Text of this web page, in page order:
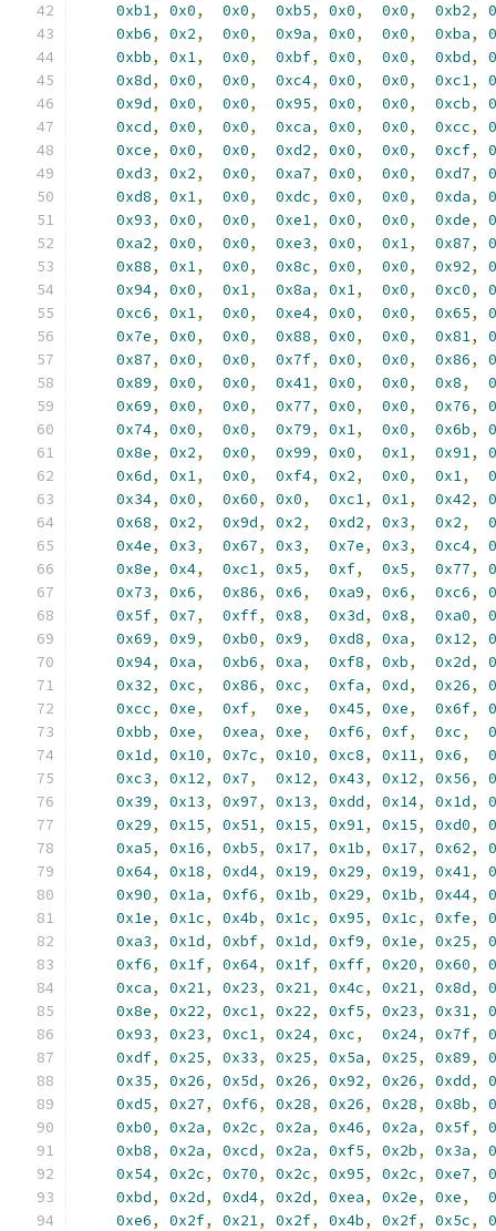
0xb1, 0x0, 0x0, 0xb5, 0x0, 0x0, 0xb2,
0xb6, 0x2, 0x0, 0x9a, 0x0, 0x0, 0xba,
0xbb, 0x1, 0x0, 0xbf, 0x0, 0x0, 0xbd,
0x8d, 0x0, 0x0, 0xc4, 0x0, 0x0, 0xc1,
0x9d, 0x0, 0x0, 0x95, 0x0, 0x0, 0xcb,
0xcd, 0x0, 0x0, 0xca, 0x0, 0x0, 0xcc,
0xce, 0x0, 0x0, 0xd2, 0x0, 0x0, 0xcf,
0xd3, 0x2, 0x0, 0xa7, 0x0, 0x0, 0xd7,
0xd8, 0x1, 0x0, 0xdc, 0x0, 0x0, 0xda,
0x93, 0x0, 0x0, 0xe1, 0x0, 0x0, 0xde,
0xa2, 0x0, 0x0, 0xe3, 0x0, 0x1, 0x87,
0x88, 0x1, 0x0, 0x8c, 0x0, 0x0, 0x92,
0x94, 0x0, 0x1, 0x8a, 0x1, 0x0, 0xc0,
0xc6, 0x1, 0x0, 0xe4, 0x0, 0x0, 0x65,
0x7e, 0x0, 0x0, 0x88, 0x0, 0x0, 0x81,
0x87, 0x0, 0x0, 0x7f, 0x0, 0x0, 0x86,
0x89, 0x0, 0x0, 0x41, 0x0, 0x0, 0x8,
0x69, 0x0, 0x0, 0x77, 0x0, 0x0, 0x76,
0x74, 0x0, 0x0, 0x79, 0x1, 0x0, 0x6b,
0x8e, 0x2, 0x0, 0x99, 0x0, 0x1, 0x91,
0x6d, 0x1, 0x0, 0xf4, 0x2, 0x0, 0x1,
0x34, 0x0, 0x60, 0x0, 0xc1, 0x1, 0x42,
0x68, 0x2, 0x9d, 0x2, 0xd2, 0x3, 0x2,
0x4e, 0x3, 0x67, 0x3, 0x7e, 0x3, 0xc4,
0x8e, 0x4, 0xc1, 0x5, 0xf, 0x5, 0x77,
0x73, 0x6, 0x86, 0x6, 0xa9, 0x6, 0xc6,
0x5f, 0x7, 0xff, 0x8, 0x3d, 0x8, 0xa0,
0x69, 0x9, 0xb0, 0x9, 0xd8, 0xa, 0x12,
0x94, 0xa, 0xb6, 0xa, 0xf8, 0xb, 0x2d,
0x32, 0xc, 0x86, 0xc, 0xfa, 0xd, 0x26,
0xcc, 0xe, 0xf, 0xe, 0x45, 0xe, 0x6f,
0xbb, 0xe, 0xea, 0xe, 0xf6, 0xf, 0xc,
0x1d, 0x10, 0x7c, 0x10, 0xc8, 0x11, 0x6,
0xc3, 0x12, 0x7, 0x12, 0x43, 0x12, 0x56,
0x39, 0x13, 0x97, 0x13, 0xdd, 0x14, 0x1d,
0x29, 0x15, 0x51, 0x15, 0x91, 0x15, 0xd0,
0xa5, 0x16, 0xb5, 0x17, 0x1b, 0x17, 0x62,
0x64, 0x18, 0xd4, 0x19, 0x29, 0x19, 0x41,
0x90, 0x1a, 0xf6, 0x1b, 0x29, 0x1b, 0x44,
0x1e, 0x1c, 0x4b, 0x1c, 0x95, 0x1c, 0xfe,
0xa3, 0x1d, 0xbf, 0x1d, 0xf9, 0x1e, 0x25,
0xf6, 0x1f, 0x64, 0x1f, 0xff, 0x20, 0x60,
0xca, 0x21, 0x23, 0x21, 0x4c, 0x21, 0x8d,
0x8e, 0x22, 0xc1, 0x22, 0xf5, 0x23, 0x31,
0x93, 0x23, 0xc1, 0x24, 0xc, 0x24, 0x7f,
0xdf, 0x25, 0x33, 0x25, 0x5a, 0x25, 0x89,
0x35, 0x26, 0x5d, 0x26, 0x92, 0x26, 0xdd,
0xd5, 0x27, 0xf6, 0x28, 0x26, 0x28, 0x8b,
0xb0, 0x2a, 0x2c, 0x2a, 0x46, 0x2a, 0x5f,
0xb8, 0x2a, 0xcd, 0x2a, 0xf5, 0x2b, 0x3a,
0x54, 0x2c, 0x70, 0x2c, 0x95, 0x2c, 0xe7,
0xbd, 0x2d, 0xd4, 0x2d, 0xea, 0x2e, 0xe,
0xe6, 0x2f, 0x21, 0x2f, 0x4b, 0x2f, 0x5c,